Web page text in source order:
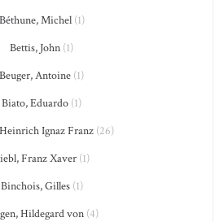
Béthune, Michel(1)
Bettis, John (1)
Beuger, Antoine (1)
Biato, Eduardo (1)
Ignaz Franz(26)
Franz Xaver (1)
Binchois, Gilles(1)
Hildegard von (4)